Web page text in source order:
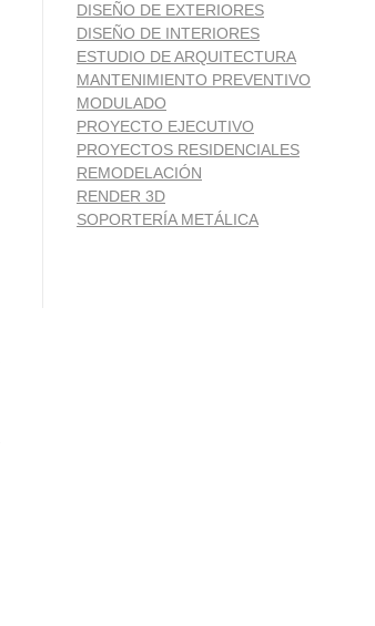
DISEÑO DE EXTERIORES
DISEÑO DE INTERIORES
ESTUDIO DE ARQUITECTURA
MANTENIMIENTO PREVENTIVO
MODULADO
PROYECTO EJECUTIVO
PROYECTOS RESIDENCIALES
REMODELACIÓN
RENDER 3D
SOPORTERÍA METÁLICA